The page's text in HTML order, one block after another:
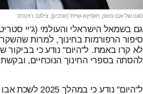
סגנו של אבו-מאזן, חוסייןא-שייח' (ארכיון), צילום: רויטרס
גם בשמאל הישראלי והעולמי (ג'יי
סיפור הרפורמות בחינוך, למרות
לא קרו באמת. ל"היום" נודע כי בביקור
להסתה בספרי החינוך הנוכחיים,
ל"היום" נודע